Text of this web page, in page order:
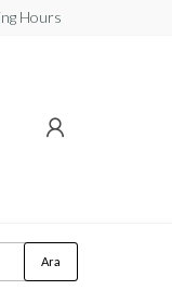
Hours
Ara